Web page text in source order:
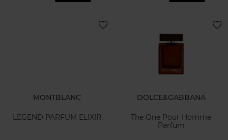
MONTBLANC
LEGEND PARFUM ELIXIR
DOLCE&GABBANA
The One Pour Homme
Parfum